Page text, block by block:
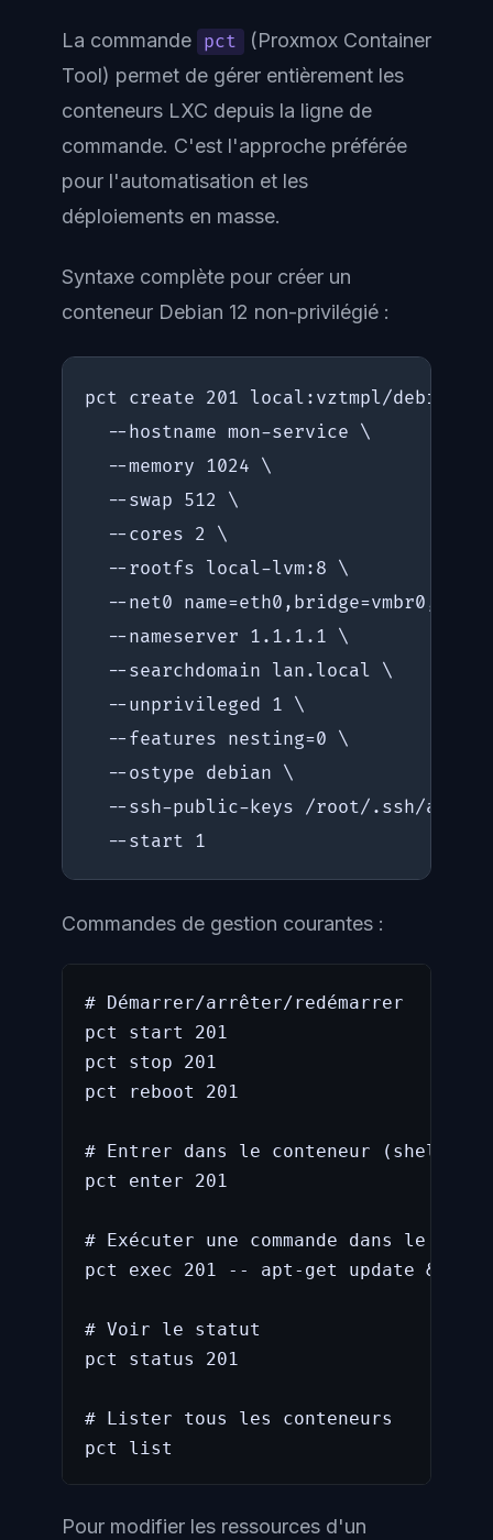
La commande pct
(Proxmox Container
Tool) permet de gérer entièrement les
conteneurs LXC depuis la ligne de
commande. C'est l'approche préférée
pour l'automatisation et les
déploiements en masse.
Syntaxe complète pour créer un
conteneur Debian 12 non-privilégié :
pct create 201 local:vztmpl/debian-
  --hostname mon-service \
  --memory 1024 \
  --swap 512 \
  --cores 2 \
  --rootfs local-lvm:8 \
--net0
  --nameserver 1.1.1.1 \
  --searchdomain lan.local \
  --unprivileged 1 \
  --features nesting=0 \
  --ostype debian \
--ssh-public-keys /root/.ssh/
  --start 1
Commandes de gestion courantes :
# Démarrer/arrêter/redémarrer
pct start 201
pct stop 201
pct reboot 201
# Entrer dans le conteneur (shell
pct enter 201
# Exécuter une commande dans le
pct exec 201 -- apt-get update &&
# Voir le statut
pct status 201
# Lister tous les conteneurs
pct list
Pour modifier les ressources d'un